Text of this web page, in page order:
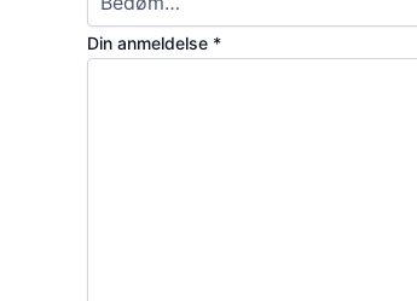
Din anmeldelse *